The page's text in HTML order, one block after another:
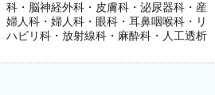
科・脳神経外科・皮膚科・泌尿器科・産
婦人科・婦人科・眼科・耳鼻咽喉科・リ
ハビリ科・放射線科・麻酔科・人工透析